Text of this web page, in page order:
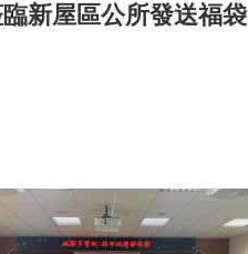
新屋區公所發送福袋